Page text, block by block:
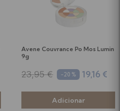
Avene Couvrance Po Mos Lumin
9g
23,95 € -20 % 19,16 €